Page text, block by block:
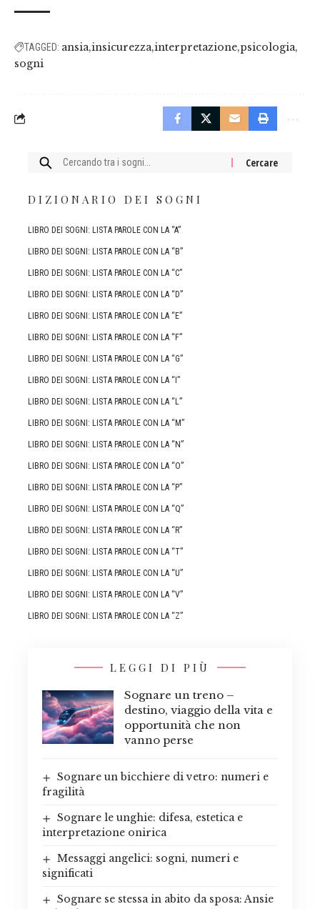
TAGGED: ansia insicurezza interpretazione psicologia
sogni
Cercare:
DIZIONARIO DEI SOGNI
LIBRO DEI SOGNI: LISTA PAROLE CON LA “A”
LIBRO DEI SOGNI: LISTA PAROLE CON LA “B”
LIBRO DEI SOGNI: LISTA PAROLE CON LA “C”
LIBRO DEI SOGNI: LISTA PAROLE CON LA “D”
LIBRO DEI SOGNI: LISTA PAROLE CON LA “E”
LIBRO DEI SOGNI: LISTA PAROLE CON LA “F”
LIBRO DEI SOGNI: LISTA PAROLE CON LA “G”
LIBRO DEI SOGNI: LISTA PAROLE CON LA “I”
LIBRO DEI SOGNI: LISTA PAROLE CON LA “L”
LIBRO DEI SOGNI: LISTA PAROLE CON LA “M”
LIBRO DEI SOGNI: LISTA PAROLE CON LA “N”
LIBRO DEI SOGNI: LISTA PAROLE CON LA “O”
LIBRO DEI SOGNI: LISTA PAROLE CON LA “P”
LIBRO DEI SOGNI: LISTA PAROLE CON LA “Q”
LIBRO DEI SOGNI: LISTA PAROLE CON LA “R”
LIBRO DEI SOGNI: LISTA PAROLE CON LA “T”
LIBRO DEI SOGNI: LISTA PAROLE CON LA “U”
LIBRO DEI SOGNI: LISTA PAROLE CON LA “V”
LIBRO DEI SOGNI: LISTA PAROLE CON LA “Z”
LEGGI DI PIÙ
Sognare un treno –
destino, viaggio della vita e
opportunità che non
vanno perse
Sognare un bicchiere di vetro: numeri e
fragilità
Sognare le unghie: difesa, estetica e
interpretazione onirica
Messaggi angelici: sogni, numeri e
significati
Sognare se stessa in abito da sposa: Ansie